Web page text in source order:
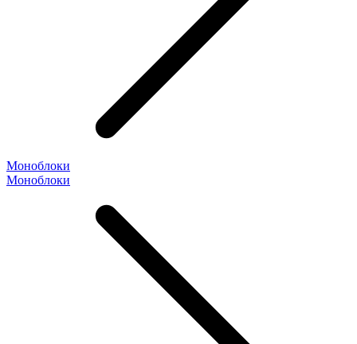
Моноблоки
Моноблоки